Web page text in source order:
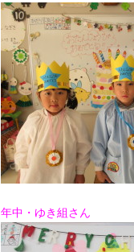
年中・ゆき組さん